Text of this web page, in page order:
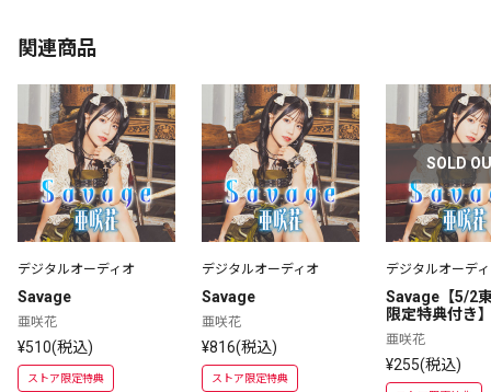
関連商品
デジタルオーディオ
Savage
亜咲花
¥510(税込)
ストア限定特典
デジタルオーディオ
Savage
亜咲花
¥816(税込)
ストア限定特典
SOLD
デジタルオーデ
Savage【5/2
限定特典付き
亜咲花
¥255(税込)